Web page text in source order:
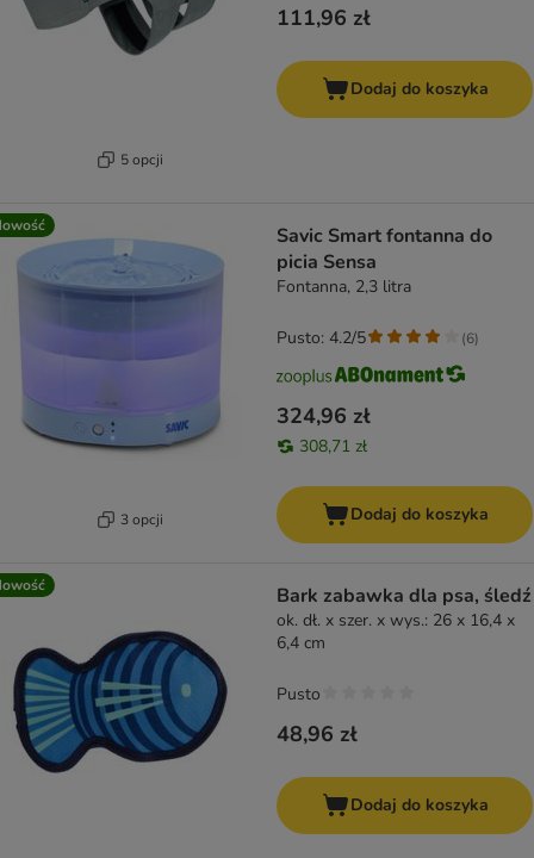
5 opcji
111,96 zł
Dodaj do koszyka
3 opcji
Savic Smart fontanna do
picia Sensa
Fontanna, 2,3 litra
324,96 zł
308,71 zł
Pusto: 4.2/5 (6)
Dodaj do koszyka
Bark zabawka dla psa, śledź
ok. dł. x szer. x wys.: 26 x 16,4 x
6,4 cm
48,96 zł
Pusto
Dodaj do koszyka